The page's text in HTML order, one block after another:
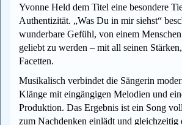
Yvonne Held dem Titel eine besondere
Authentizität. „Was Du in mir siehst“
wunderbare Gefühl, von einem
geliebt zu werden – mit all seinen
Facetten.
Musikalisch verbindet die Sängerin
Klänge mit eingängigen Melodien und
Produktion. Das Ergebnis ist ein Song
zum Nachdenken einlädt und gleichzeitig